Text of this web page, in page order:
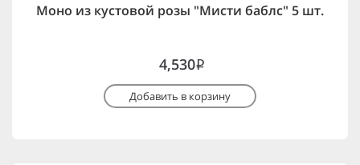
Моно из кустовой розы "Мисти баблс" 5 шт.
4,530i
Добавить в корзину